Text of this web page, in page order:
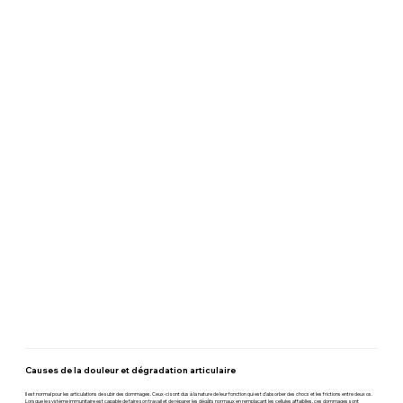
Causes de la douleur et dégradation articulaire
Il est normal pour les articulations de subir des dommages. Ceux-ci sont dus à la nature de leur fonction qui est d’absorber des chocs et les frictions entre deux os.
Lorsque le système immunitaire est capable de faire son travail et de réparer les dégâts normaux en remplaçant les cellules affaiblies, ces dommages sont